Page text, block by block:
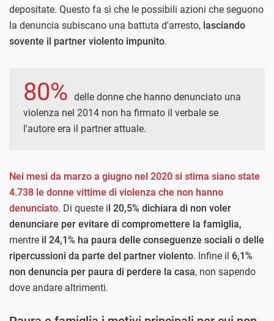
depositate. Questo fa sì che le possibili azioni che seguono
la denuncia subiscano una battuta d'arresto, lasciando
sovente il partner violento impunito.
80% delle donne che hanno denunciato una
violenza nel 2014 non ha firmato il verbale se
l'autore era il partner attuale.
Nei mesi da marzo a giugno nel 2020 si stima siano state
4.738 le donne vittime di violenza che non hanno
denunciato. Di queste il 20,5% dichiara di non voler
denunciare per evitare di compromettere la famiglia,
mentre il 24,1% ha paura delle conseguenze sociali o delle
ripercussioni da parte del partner violento. Infine il 6,1%
non denuncia per paura di perdere la casa, non sapendo
dove andare altrimenti.